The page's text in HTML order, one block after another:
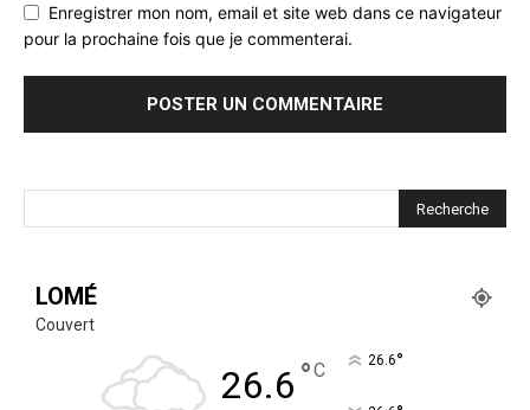
Enregistrer mon nom, email et site web dans ce navigateur
pour la prochaine fois que je commenterai.
LOMÉ
Couvert
26.6 °C 26.6°